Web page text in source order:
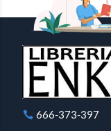
666-373-397